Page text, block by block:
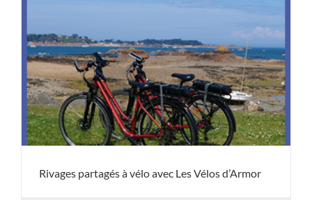
Rivages partagés à vélo avec Les Vélos d’Armor